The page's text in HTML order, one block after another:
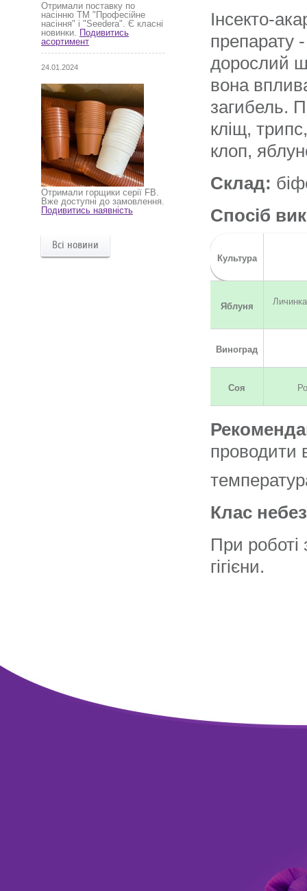
Отримали поставку по
насінню ТМ "Професійне
насіння" і "Seedera". Є класні
новинки. Подивитись
асортимент
24.01.2024
Отримали горщики серії FB.
Вже доступні до замовлення.
Подивитись наявність
Всі новини
Інсекто-
препарату -
дорослий
вона
загибель.
кліщ,
клоп,
Склад:
Спосіб
Культура
Яблуня
Виноград
Соя
проводити
Клас
При роботі
гігієни.